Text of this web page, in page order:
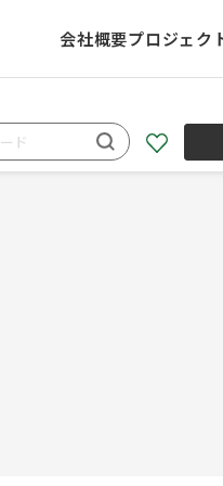
会社概要プロジェク